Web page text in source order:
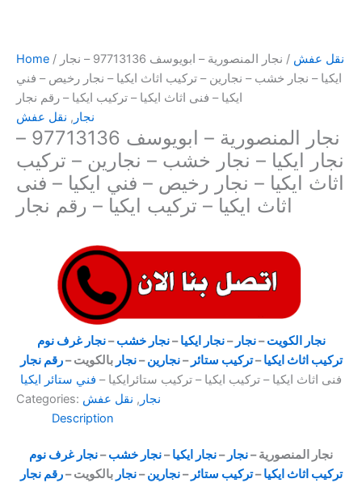
Home / نقل عفش
/ نجار المنصورية – ابويوسف 97713136 – نجار
ايكيا – نجار خشب – نجارين – تركيب اثاث ايكيا – نجار رخيص – فني
ايكيا – فنى اثاث ايكيا – تركيب ايكيا – رقم نجار
نجار , نقل عفش
نجار المنصورية – ابويوسف 97713136 –
نجار ايكيا – نجار خشب – نجارين – تركيب
اثاث ايكيا – نجار رخيص – فني ايكيا – فنى
اثاث ايكيا – تركيب ايكيا – رقم نجار
نجار الكويت–نجار –نجار ايكيا–نجار خشب–نجار غرف نوم
تركيب اثاث ايكيا–تركيب ستائر –نجارين–نجار بالكويت –رقم نجار
فنى اثاث ايكيا – تركيب ايكيا – تركيب ستائرايكيا – فني ستائر ايكيا
Categories:
نجار , نقل عفش
Description
نجار المنصورية –نجار –نجار ايكيا–نجار خشب–نجار غرف نوم
تركيب اثاث ايكيا–تركيب ستائر –نجارين–نجار بالكويت –رقم نجار